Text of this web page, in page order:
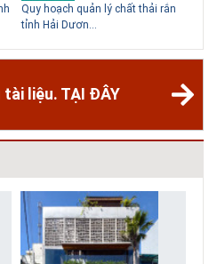
Quy hoạch quản lý chất thải rắn
tỉnh Hải Dươn...
tài liệu. TẠI ĐÂY